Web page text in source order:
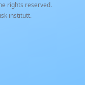
rights reserved.
institutt.